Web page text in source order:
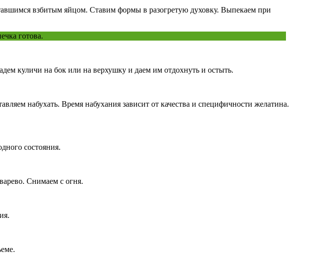
взбитым яйцом. Ставим формы в разогретую духовку. Выпекаем при
готова.
куличи на бок или на верхушку и даем им отдохнуть и остыть.
набухать. Время набухания зависит от качества и специфичности желатина.
состояния.
Снимаем с огня.